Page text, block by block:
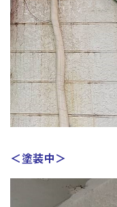
＜塗装中＞